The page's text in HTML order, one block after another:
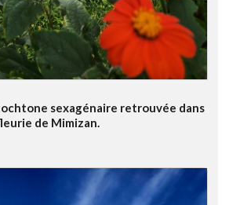
sexagénaire retrouvée dans
de Mimizan.